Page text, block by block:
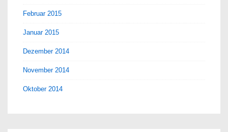
Februar 2015
Januar 2015
Dezember 2014
November 2014
Oktober 2014